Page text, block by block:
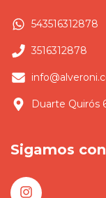
543516312878
3516312878
Duarte Quirós
Sigamos